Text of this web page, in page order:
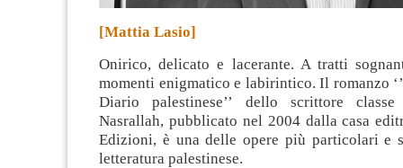
[Mattia Lasio]
Onirico, delicato e lacerante. A tratti
momenti enigmatico e labirintico. Il romanzo
Diario palestinese’’ dello scrittore
Nasrallah, pubblicato nel 2004 dalla casa
Edizioni, è una delle opere più particolari e
letteratura palestinese.